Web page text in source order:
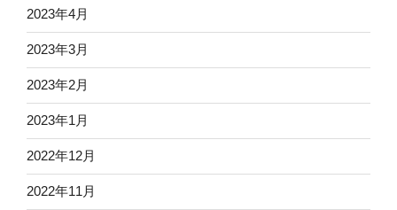
2023年4月
2023年3月
2023年2月
2023年1月
2022年12月
2022年11月